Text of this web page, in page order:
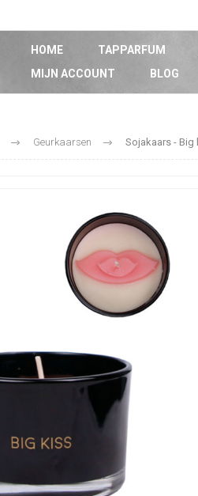
HOME TAPPARFUM
MIJN ACCOUNT
BLOG
Geurkaarsen Sojakaars - Big